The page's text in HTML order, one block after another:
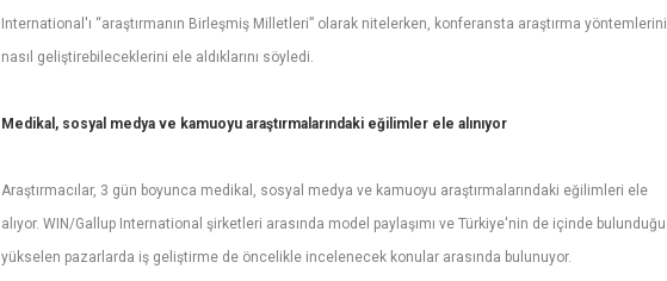
International'ı “araştırmanın Birleşmiş Milletleri” olarak nitelerken, konferansta araştırma yöntemlerini
nasıl geliştirebileceklerini ele aldıklarını söyledi.
Medikal, sosyal medya ve kamuoyu araştırmalarındaki eğilimler ele alınıyor
Araştırmacılar, 3 gün boyunca medikal, sosyal medya ve kamuoyu araştırmalarındaki eğilimleri ele
alıyor. WIN/Gallup International şirketleri arasında model paylaşımı ve Türkiye'nin de içinde bulunduğu
yükselen pazarlarda iş geliştirme de öncelikle incelenecek konular arasında bulunuyor.